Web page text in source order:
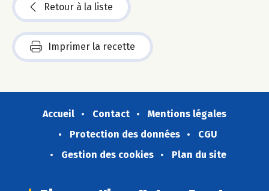
Retour à la liste
Imprimer la recette
Accueil Contact
Mentions légales
Protection des données
CGU
Gestion des cookies
Plan du site